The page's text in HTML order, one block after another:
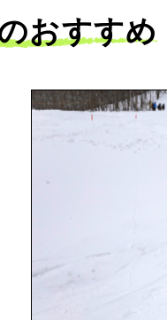
おすすめ